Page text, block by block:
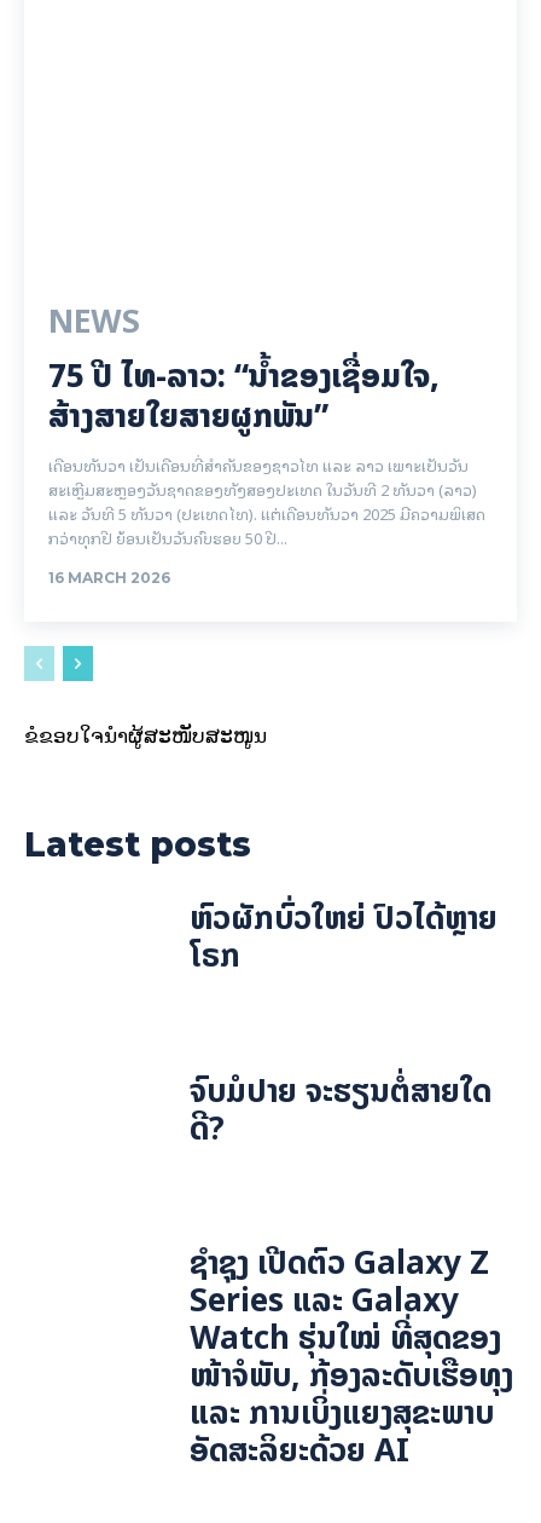
NEWS
75 ປີ ​ໄທ-ລາວ: “​ນ້ຳ​ຂອງ​ເຊື່ອມ​​ໃຈ,
ສ້າງສາຍໃຍ​ສາຍຜູກພັນ”
ເດືອນທັນວາ ເປັນເດືອນທີ່ສຳຄັນຂອງຊາວໄທ ແລະ ລາວ ເພາະເປັນວັນ
ສະເຫຼີມສະຫຼອງວັນຊາດຂອງທັງສອງປະເທດ ໃນວັນທີ 2 ທັນວາ (ລາວ)
ແລະ ວັນທີ 5 ທັນວາ (ປະເທດໄທ). ແຕ່ເດືອນທັນວາ 2025 ມີຄວາມພິເສດ
ກວ່າທຸກປີ ຍ້ອນເປັນວັນຄົບຮອບ 50 ປີ...
16 MARCH 2026
ຂໍຂອບໃຈນຳຜູ້ສະໜັບສະໜູນ
Latest posts
ຫົວຜັກບົ່ວໃຫຍ່ ປົວໄດ້ຫຼາຍ
ໂຣກ
ຈົບມໍປາຍ ຈະຮຽນຕໍ່ສາຍໃດ
ດີ?
ຊຳຊຸງ ເປີດຕົວ Galaxy Z
Series ແລະ Galaxy
Watch ຮຸ່ນໃໝ່ ທີ່ສຸດຂອງ
ໜ້າຈໍພັບ, ກ້ອງລະດັບເຮືອທຸງ
ແລະ ການເບິ່ງແຍງສຸຂະພາບ
ອັດສະລິຍະດ້ວຍ AI